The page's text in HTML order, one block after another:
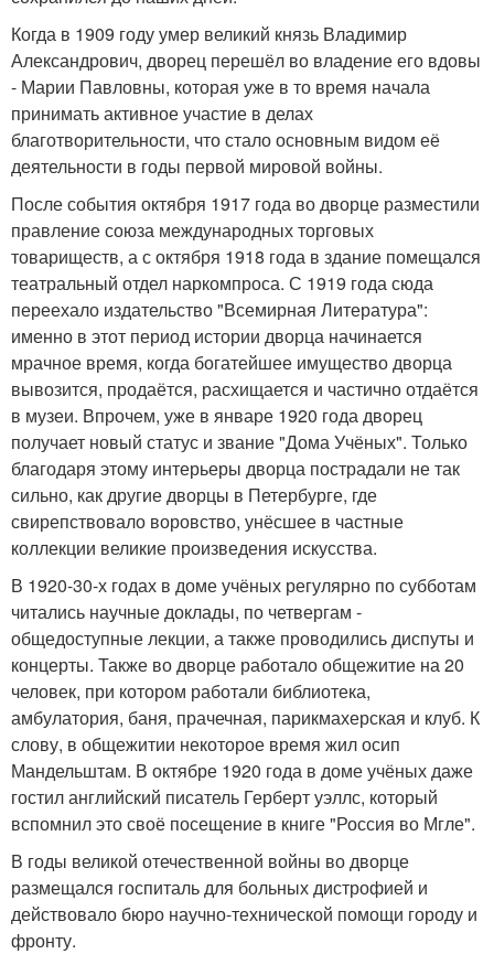
Когда в 1909 году умер великий князь Владимир
Александрович, дворец перешёл во владение его вдовы
- Марии Павловны, которая уже в то время начала
принимать активное участие в делах
благотворительности, что стало основным видом её
деятельности в годы первой мировой войны.
После события октября 1917 года во дворце разместили
правление союза международных торговых
товариществ, а с октября 1918 года в здание помещался
театральный отдел наркомпроса. С 1919 года сюда
переехало издательство "Всемирная Литература":
именно в этот период истории дворца начинается
мрачное время, когда богатейшее имущество дворца
вывозится, продаётся, расхищается и частично отдаётся
в музеи. Впрочем, уже в январе 1920 года дворец
получает новый статус и звание "Дома Учёных". Только
благодаря этому интерьеры дворца пострадали не так
сильно, как другие дворцы в Петербурге, где
свирепствовало воровство, унёсшее в частные
коллекции великие произведения искусства.
В 1920-30-х годах в доме учёных регулярно по субботам
читались научные доклады, по четвергам -
общедоступные лекции, а также проводились диспуты и
концерты. Также во дворце работало общежитие на 20
человек, при котором работали библиотека,
амбулатория, баня, прачечная, парикмахерская и клуб. К
слову, в общежитии некоторое время жил осип
Мандельштам. В октябре 1920 года в доме учёных даже
гостил английский писатель Герберт уэллс, который
вспомнил это своё посещение в книге "Россия во Мгле".
В годы великой отечественной войны во дворце
размещался госпиталь для больных дистрофией и
действовало бюро научно-технической помощи городу и
фронту.